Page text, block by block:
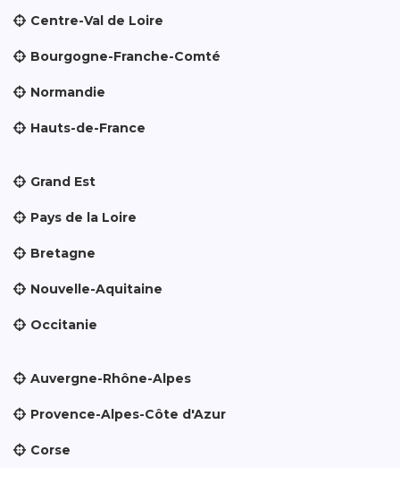
Centre-Val de Loire
Bourgogne-Franche-Comté
Normandie
Hauts-de-France
Grand Est
Pays de la Loire
Bretagne
Nouvelle-Aquitaine
Occitanie
Auvergne-Rhône-Alpes
Provence-Alpes-Côte d'Azur
Corse